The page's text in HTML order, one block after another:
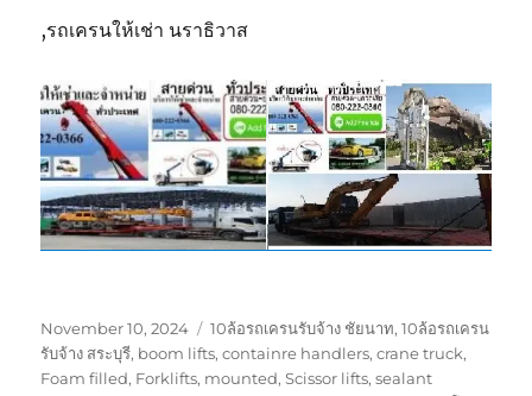
,รถเครนให้เช่า นราธิวาส
Posted
on
November 10, 2024 Tags
10ล้อรถเครนรับจ้าง ชัยนาท,10ล้อรถเครน
รับจ้าง สระบุรี, boom lifts,containre handlers,crane truck,
Foam filled, Forklifts, mounted,Scissor lifts,sealant